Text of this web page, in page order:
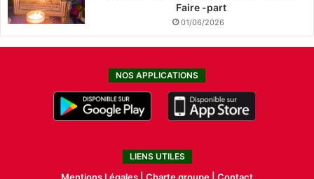
Faire -part
01/06/2026
NOS APPLICATIONS
LIENS UTILES
Mentions Légales | Charte groupe | Contact